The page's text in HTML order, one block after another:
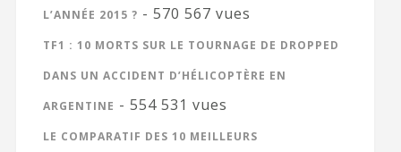
L’ANNÉE 2015 ? - 570 567 vues
TF1 : 10 MORTS SUR LE TOURNAGE DE DROPPED
DANS UN ACCIDENT D’HÉLICOPTÈRE EN
ARGENTINE - 554 531 vues
LE COMPARATIF DES 10 MEILLEURS